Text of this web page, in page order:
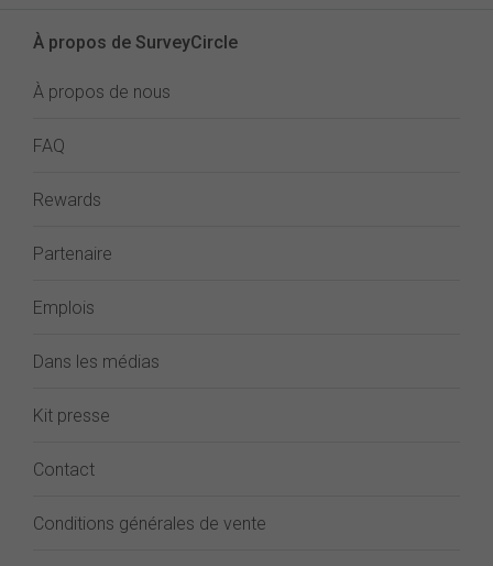
À propos de SurveyCircle
À propos de nous
FAQ
Rewards
Partenaire
Emplois
Dans les médias
Kit presse
Contact
Conditions générales de vente